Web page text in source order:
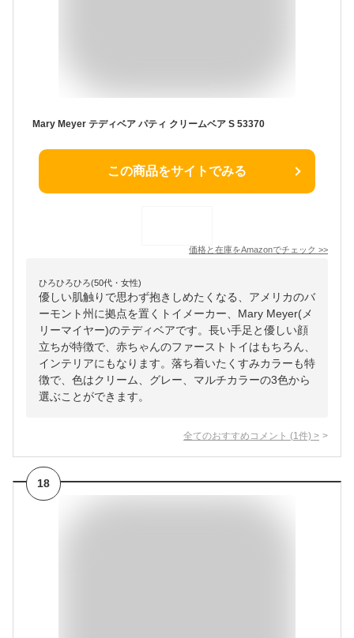
Mary Meyer テディベア パティ クリームベア S 53370
この商品をサイトでみる
価格と在庫をAmazonでチェック >>
ひろひろひろ(50代・女性)
優しい肌触りで思わず抱きしめたくなる、アメリカのバ
ーモント州に拠点を置くトイメーカー、Mary Meyer(メ
リーマイヤー)のテディベアです。長い手足と優しい顔
立ちが特徴で、赤ちゃんのファーストトイはもちろん、
インテリアにもなります。落ち着いたくすみカラーも特
徴で、色はクリーム、グレー、マルチカラーの3色から
選ぶことができます。
全てのおすすめコメント (1 件) >
18